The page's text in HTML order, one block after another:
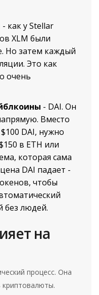
- как у Stellar
XLM были
Но затем каждый
Это как
очень
- DAI. Он
Вместо
DAI, нужно
в ETH или
которая сама
DAI падает -
чтобы
без людей.
на
процесс. Она
криптовалюты.